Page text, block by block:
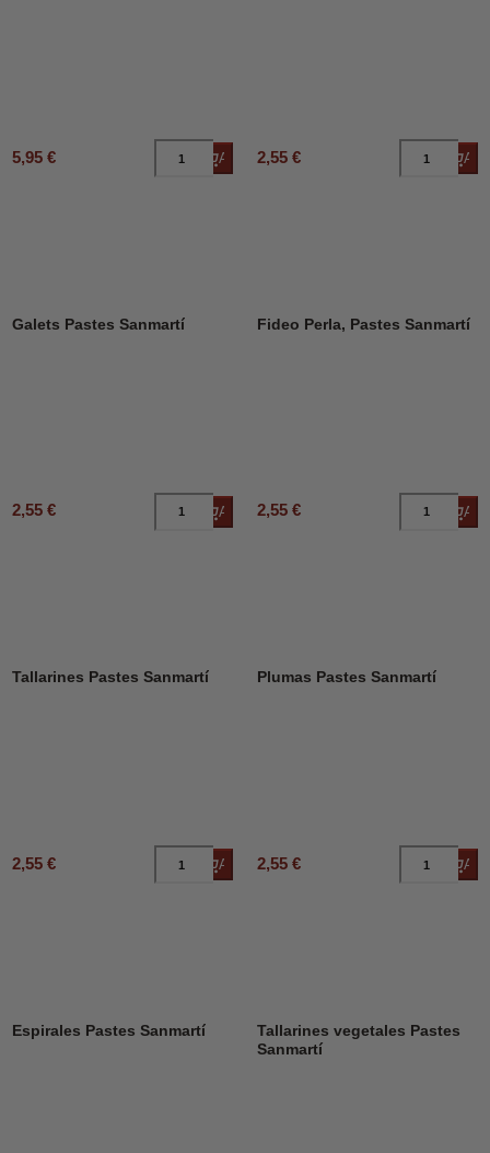
5,95 € Añadir al carrito
2,55 €
Galets Pastes Sanmartí
2,55 € Añadir al carrito
Fideo Perla, Pastes Sanmartí
2,55 €
Tallarines Pastes Sanmartí
2,55 € Añadir al carrito
Plumas Pastes Sanmartí
2,55 €
Espirales Pastes Sanmartí
Tallarines vegetales Pastes
Sanmartí